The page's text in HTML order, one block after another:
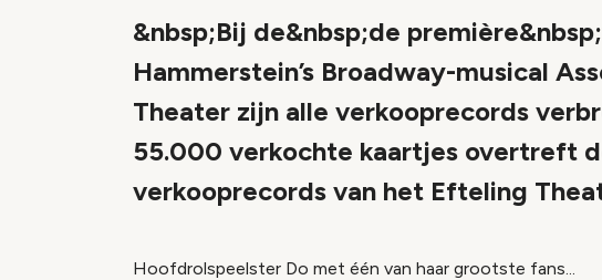
&nbsp;Bij de&nbsp;de
Hammerstein’s Broadway-musical
Theater zijn alle verkooprecords
55.000 verkochte kaartjes overtreft
verkooprecords van het Efteling
Hoofdrolspeelster Do met één van haar grootste fans...